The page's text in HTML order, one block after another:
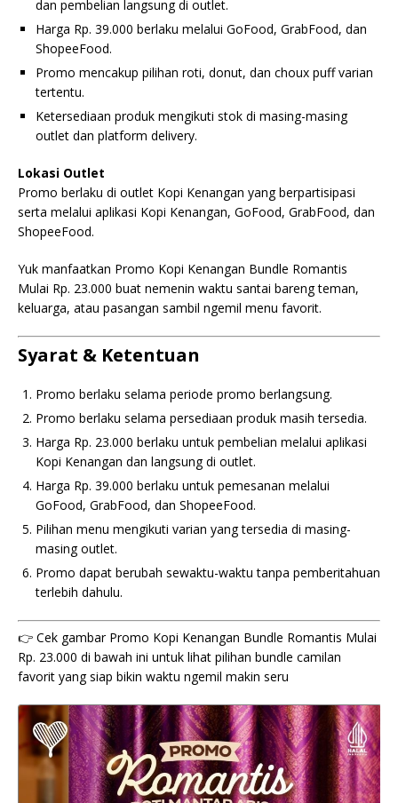
dan pembelian langsung di outlet.
Harga Rp. 39.000 berlaku melalui GoFood, GrabFood, dan
ShopeeFood.
Promo mencakup pilihan roti, donut, dan choux puff varian
tertentu.
Ketersediaan produk mengikuti stok di masing-masing
outlet dan platform delivery.
Lokasi Outlet
Promo berlaku di outlet Kopi Kenangan yang berpartisipasi
serta melalui aplikasi Kopi Kenangan, GoFood, GrabFood, dan
ShopeeFood.
Yuk manfaatkan Promo Kopi Kenangan Bundle Romantis
Mulai Rp. 23.000 buat nemenin waktu santai bareng teman,
keluarga, atau pasangan sambil ngemil menu favorit.
Syarat & Ketentuan
Promo berlaku selama periode promo berlangsung.
Promo berlaku selama persediaan produk masih tersedia.
Harga Rp. 23.000 berlaku untuk pembelian melalui aplikasi
Kopi Kenangan dan langsung di outlet.
Harga Rp. 39.000 berlaku untuk pemesanan melalui
GoFood, GrabFood, dan ShopeeFood.
Pilihan menu mengikuti varian yang tersedia di masing-
masing outlet.
Promo dapat berubah sewaktu-waktu tanpa pemberitahuan
terlebih dahulu.
👉 Cek gambar Promo Kopi Kenangan Bundle Romantis Mulai
Rp. 23.000 di bawah ini untuk lihat pilihan bundle camilan
favorit yang siap bikin waktu ngemil makin seru